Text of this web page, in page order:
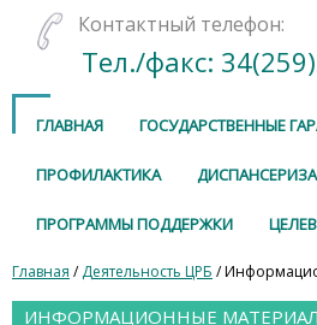
Контактный телефон:
Тел./факс:
ГЛАВНАЯ ГОСУДАРСТВЕННЫЕ
ПРОФИЛАКТИКА
ПРОГРАММЫ ПОДДЕРЖКИ
Главная /Деятельность ЦРБ /
ИНФОРМАЦИОННЫЕ